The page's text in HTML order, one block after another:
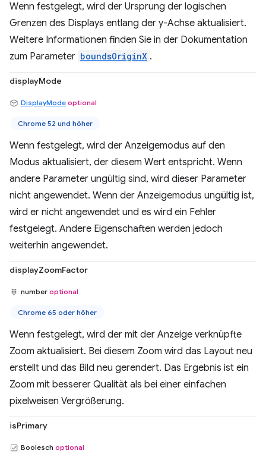
Wenn festgelegt, wird der Ursprung der logischen
Grenzen des Displays entlang der y-Achse aktualisiert.
Weitere Informationen finden Sie in der Dokumentation
zum Parameter boundsOriginX .
displayMode
DisplayMode optional
Chrome 52 und höher
Wenn festgelegt, wird der Anzeigemodus auf den
Modus aktualisiert, der diesem Wert entspricht. Wenn
andere Parameter ungültig sind, wird dieser Parameter
nicht angewendet. Wenn der Anzeigemodus ungültig ist,
wird er nicht angewendet und es wird ein Fehler
festgelegt. Andere Eigenschaften werden jedoch
weiterhin angewendet.
displayZoomFactor
number optional
Chrome 65 oder höher
Wenn festgelegt, wird der mit der Anzeige verknüpfte
Zoom aktualisiert. Bei diesem Zoom wird das Layout neu
erstellt und das Bild neu gerendert. Das Ergebnis ist ein
Zoom mit besserer Qualität als bei einer einfachen
pixelweisen Vergrößerung.
isPrimary
Boolesch optional